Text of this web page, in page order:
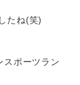
たね(笑)
スポーツラン